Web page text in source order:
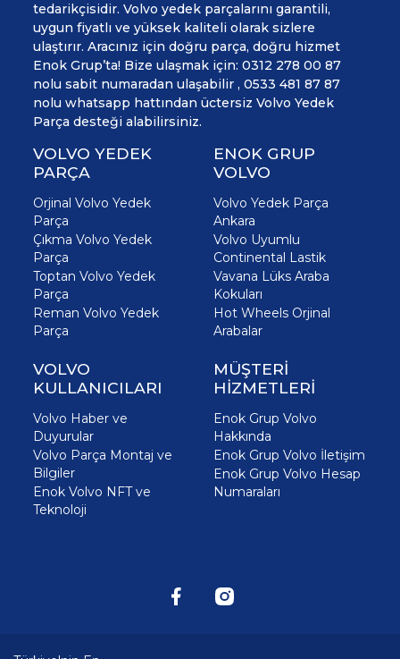
tedarikçisidir. Volvo yedek parçalarını garantili,
uygun fiyatlı ve yüksek kaliteli olarak sizlere
ulaştırır. Aracınız için doğru parça, doğru hizmet
Enok Grup’ta! Bize ulaşmak için: 0312 278 00 87
nolu sabit numaradan ulaşabilir , 0533 481 87 87
nolu whatsapp hattından üctersiz Volvo Yedek
Parça desteği alabilirsiniz.
VOLVO YEDEK
PARÇA
Orjinal Volvo Yedek
Parça
Çıkma Volvo Yedek
Parça
Toptan Volvo Yedek
Parça
Reman Volvo Yedek
Parça
ENOK GRUP
VOLVO
Volvo Yedek Parça
Ankara
Volvo Uyumlu
Continental Lastik
Vavana Lüks Araba
Kokuları
Hot Wheels Orjinal
Arabalar
VOLVO
KULLANICILARI
Volvo Haber ve
Duyurular
Volvo Parça Montaj ve
Bilgiler
Enok Volvo NFT ve
Teknoloji
MÜŞTERİ
HİZMETLERİ
Enok Grup Volvo
Hakkında
Enok Grup Volvo İletişim
Enok Grup Volvo Hesap
Numaraları